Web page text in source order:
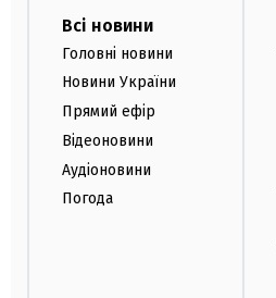
Всі новини
Головні новини
Новини України
Прямий ефір
Відеоновини
Аудіоновини
Погода